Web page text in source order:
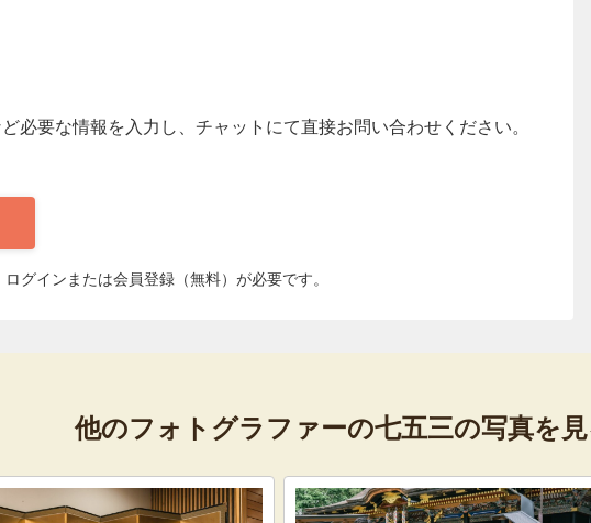
必要な情報を入力し、チャットにて直接お問い合わせください。
グインまたは会員登録（無料）が必要です。
他のフォトグラファーの七五三の写真を